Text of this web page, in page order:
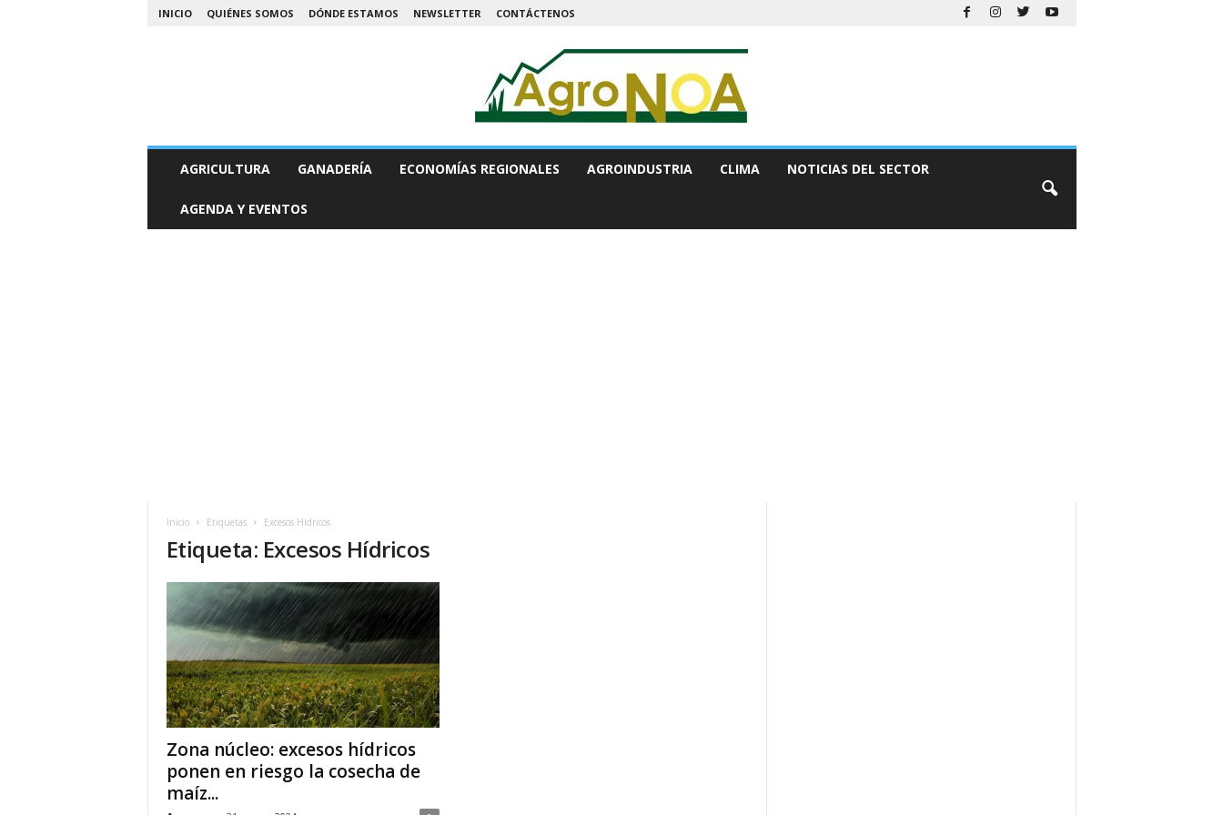
INICIO QUIÉNES SOMOS DÓNDE ESTAMOS NEWSLETTER CONTÁCTENOS
N
AGRICULTURA GANADERÍA ECONOMÍAS REGIONALES AGROINDUSTRIA CLIMA NOTICIAS DEL SECTOR
AGENDA Y EVENTOS
Inicio Etiquetas Excesos Hídricos
Etiqueta: Excesos Hídricos
Zona núcleo: excesos hídricos
ponen en riesgo la cosecha de
maíz...